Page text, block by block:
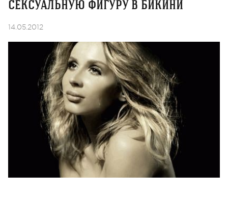
сексуальную фигуру в бикини
14.05.2012